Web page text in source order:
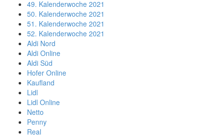
49. Kalenderwoche 2021
50. Kalenderwoche 2021
51. Kalenderwoche 2021
52. Kalenderwoche 2021
Aldi Nord
Aldi Online
Aldi Süd
Hofer Online
Kaufland
Lidl
Lidl Online
Netto
Penny
Real